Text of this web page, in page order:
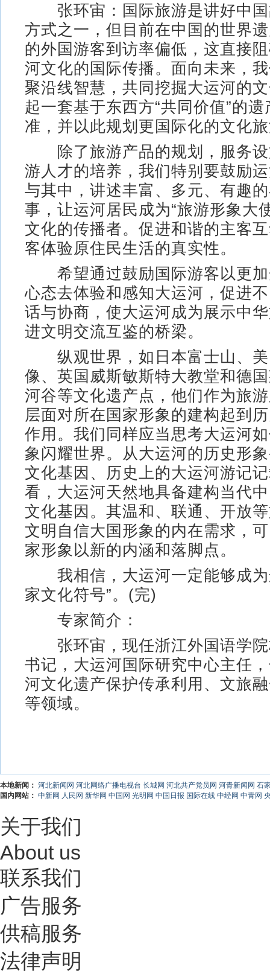
张环宙：国际旅游是讲好中国
方式之一，但目前在中国的世界
的外国游客到访率偏低，这直接
河文化的国际传播。面向未来，
聚沿线智慧，共同挖掘大运河的
起一套基于东西方“共同价值”的
准，并以此规划更国际化的文化
除了旅游产品的规划，服务设
游人才的培养，我们特别要鼓励
与其中，讲述丰富、多元、有趣
事，让运河居民成为“旅游形象大
文化的传播者。促进和谐的主客
客体验原住民生活的真实性。
希望通过鼓励国际游客以更加
心态去体验和感知大运河，促进
话与协商，使大运河成为展示中
进文明交流互鉴的桥梁。
纵观世界，如日本富士山、美
像、英国威斯敏斯特大教堂和德
河谷等文化遗产点，他们作为旅
层面对所在国家形象的建构起到
作用。我们同样应当思考大运河
象闪耀世界。从大运河的历史形
文化基因、历史上的大运河游记
看，大运河天然地具备建构当代
文化基因。其温和、联通、开放
文明自信大国形象的内在需求，
家形象以新的内涵和落脚点。
我相信，大运河一定能够成为
家文化符号”。(完)
专家简介：
张环宙，现任浙江外国语学院
书记，大运河国际研究中心主任
河文化遗产保护传承利用、文旅
等领域。
本地新闻： 河北新闻网 河北网络广播电视台 长城网 河北共产党员网 河青新闻网 石
国内网站： 中新网 人民网 新华网 中国网 光明网 中国日报 国际在线 中经网 中青网
关于我们
About us
联系我们
广告服务
供稿服务
法律声明